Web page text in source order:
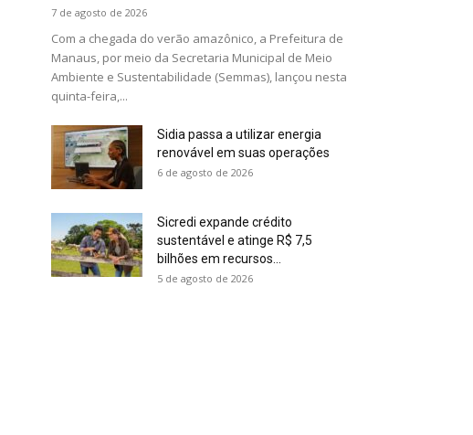
7 de agosto de 2026
Com a chegada do verão amazônico, a Prefeitura de
Manaus, por meio da Secretaria Municipal de Meio
Ambiente e Sustentabilidade (Semmas), lançou nesta
quinta-feira,...
Sidia passa a utilizar energia
renovável em suas operações
6 de agosto de 2026
Sicredi expande crédito
sustentável e atinge R$ 7,5
bilhões em recursos...
5 de agosto de 2026